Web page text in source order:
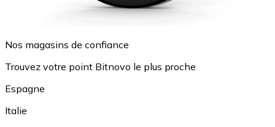
Nos magasins de confiance
Trouvez votre point Bitnovo le plus proche
Espagne
Italie